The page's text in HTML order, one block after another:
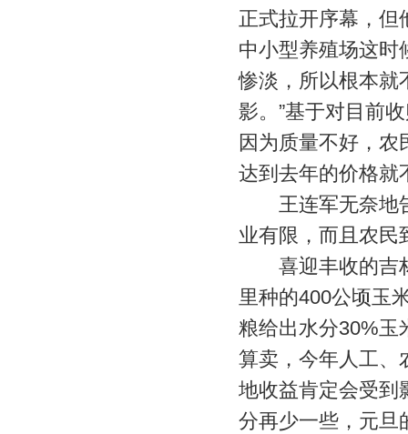
正式拉开序幕，但
中小型养殖场这时
惨淡，所以根本就
影。”基于对目前
因为质量不好，
达到去年的价格就
王连军无奈地告
业有限，而且农民
喜迎丰收的吉林
里种的400公顷玉
粮给出水分30%玉
算卖，今年人工、
地收益肯定会受到
分再少一些，元旦